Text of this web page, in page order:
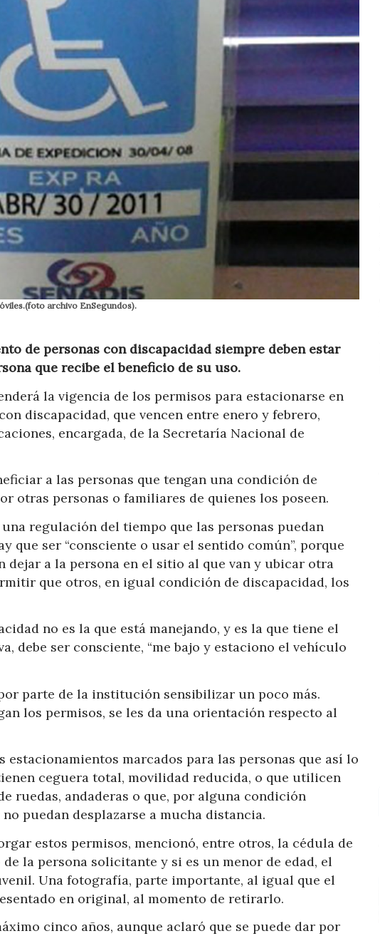
archivo EnSegundos).
de personas con discapacidad siempre deben estar
que recibe el beneficio de su uso.
la vigencia de los permisos para estacionarse en
discapacidad, que vencen entre enero y febrero,
encargada, de la Secretaría Nacional de
a las personas que tengan una condición de
otras personas o familiares de quienes los poseen.
regulación del tiempo que las personas puedan
que ser “consciente o usar el sentido común”, porque
dejar a la persona en el sitio al que van y ubicar otra
que otros, en igual condición de discapacidad, los
no es la que está manejando, y es la que tiene el
debe ser consciente, “me bajo y estaciono el vehículo
parte de la institución sensibilizar un poco más.
los permisos, se les da una orientación respecto al
marcados para las personas que así lo
ceguera total, movilidad reducida, o que utilicen
ruedas, andaderas o que, por alguna condición
puedan desplazarse a mucha distancia.
estos permisos, mencionó, entre otros, la cédula de
la persona solicitante y si es un menor de edad, el
Una fotografía, parte importante, al igual que el
en original, al momento de retirarlo.
cinco años, aunque aclaró que se puede dar por